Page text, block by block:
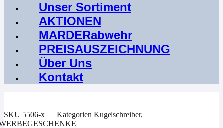
Unser Sortiment
AKTIONEN
MARDERabwehr
PREISAUSZEICHNUNG
Über Uns
Kontakt
SKU 5506-x Kategorien Kugelschreiber,